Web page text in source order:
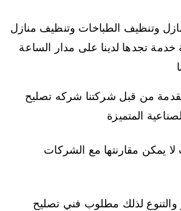
وتنظيف الطباخات وتنظيف منازل
خدمة تجدها لدينا على مدار الساعة
من قبل شركتنا شركه تصليح
المتميزة
يمكن مقارنتها مع الشركات
والتنوع لذلك مطلوب فني تصليح